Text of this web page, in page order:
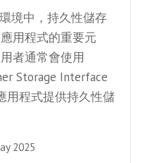
境中，持久性儲存
用程式的重要元
者通常會使用
Storage Interface
用程式提供持久性儲
2025